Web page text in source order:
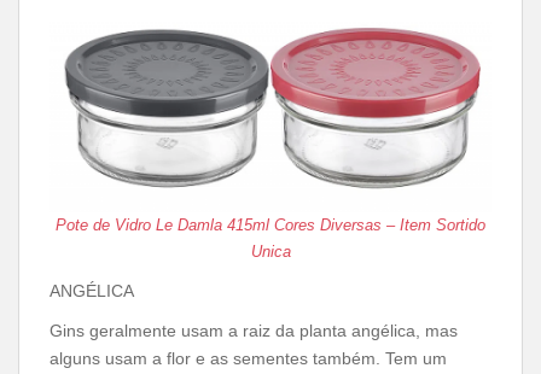
Pote de Vidro Le Damla 415ml Cores Diversas – Item Sortido
Unica
ANGÉLICA
Gins geralmente usam a raiz da planta angélica, mas
alguns usam a flor e as sementes também. Tem um